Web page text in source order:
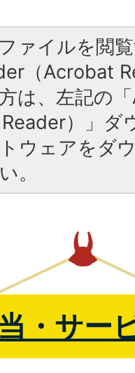
ァイルを閲
（Acrobat
は、左記の
）」ダ
ウェアをダ
。
・サー